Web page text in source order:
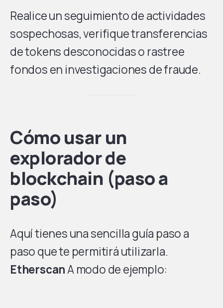
Realice un seguimiento de actividades
sospechosas, verifique transferencias
de tokens desconocidas o rastree
fondos en investigaciones de fraude.
Cómo usar un
explorador de
blockchain (paso a
paso)
Aquí tienes una sencilla guía paso a
paso que te permitirá utilizarla.
EtherscanA modo de ejemplo: